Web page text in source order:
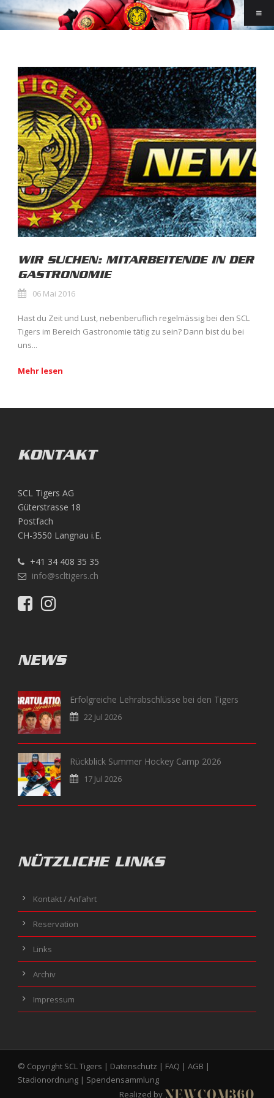
WIR SUCHEN: MITARBEITENDE IN DER
GASTRONOMIE
06 Mai 2016
Hast du Zeit und Lust, nebenberuflich regelmässig bei den SCL
Tigers im Bereich Gastronomie tätig zu sein? Dann bist du bei
uns...
Mehr lesen
KONTAKT
SCL Tigers AG
Güterstrasse 18
Postfach
CH-3550 Langnau i.E.
+41 34 408 35 35
info@scltigers.ch
NEWS
Erfolgreiche Lehrabschlüsse bei den Tigers
22 Jul 2026
Rückblick Summer Hockey Camp 2026
17 Jul 2026
NÜTZLICHE LINKS
Kontakt / Anfahrt
Reservation
Links
Archiv
Impressum
© Copyright SCL Tigers | Datenschutz | FAQ | AGB |
Stadionordnung | Spendensammlung
Realized by